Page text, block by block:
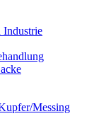
Industrie
Messing